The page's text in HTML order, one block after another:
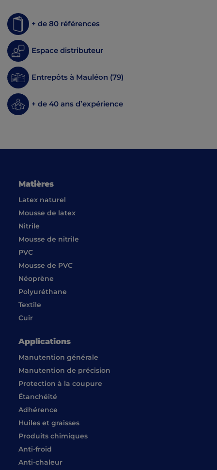
+ de 80 références
Espace distributeur
Entrepôts à Mauléon (79)
+ de 40 ans d’expérience
Matières
Latex naturel
Mousse de latex
Nitrile
Mousse de nitrile
PVC
Mousse de PVC
Néoprène
Polyuréthane
Textile
Cuir
Applications
Manutention générale
Manutention de précision
Protection à la coupure
Étanchéité
Adhérence
Huiles et graisses
Produits chimiques
Anti-froid
Anti-chaleur